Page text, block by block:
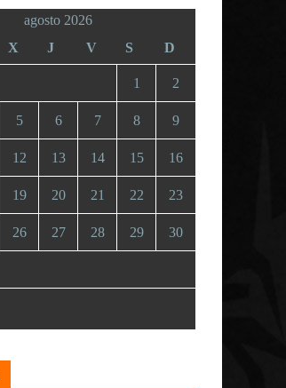
agosto 2026
X J V S D
1 2
5 6 7 8 9
12 13 14 15 16
19 20 21 22 23
26 27 28 29 30